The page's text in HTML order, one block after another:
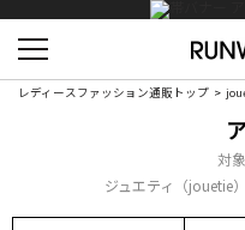
レディースファッション通販トップ
対
ジュエティ（jouetie